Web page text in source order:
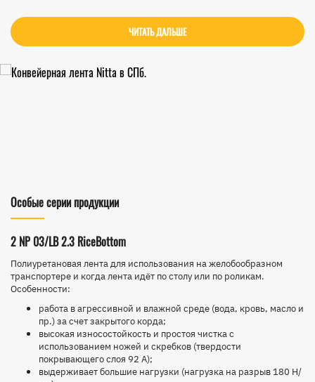
ЧИТАТЬ ДАЛЬШЕ
Особые серии продукции
2 NP 03/LB 2.3 RiceBottom
Полиуретановая лента для использования на желобообразном
транспортере и когда лента идёт по столу или по роликам.
Особенности:
работа в агрессивной и влажной среде (вода, кровь, масло и
пр.) за счет закрытого корда;
высокая износостойкость и простоя чистка с
использованием ножей и скребков (твердости
покрывающего слоя 92 А);
выдерживает большие нагрузки (нагрузка на разрыв 180 Н/